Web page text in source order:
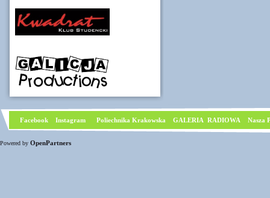
Facebook Instagram Poliechnika Krakowska GALERIA RADIOWA Nasza
Powered by OpenPartners